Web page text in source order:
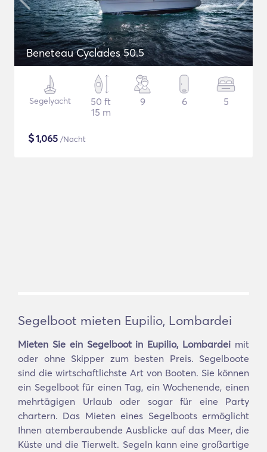
Beneteau Cyclades 50.5
Segelyacht
50 ft
15 m
9 6 5
$1,065 /Nacht
Segelboot mieten Eupilio, Lombardei
Mieten Sie ein Segelboot in Eupilio, Lombardei mit
oder ohne Skipper zum besten Preis. Segelboote
sind die wirtschaftlichste Art von Booten. Sie können
ein Segelboot für einen Tag, ein Wochenende, einen
mehrtägigen Urlaub oder sogar für eine Party
chartern. Das Mieten eines Segelboots ermöglicht
Ihnen atemberaubende Ausblicke auf das Meer, die
Küste und die Tierwelt. Segeln kann eine großartige